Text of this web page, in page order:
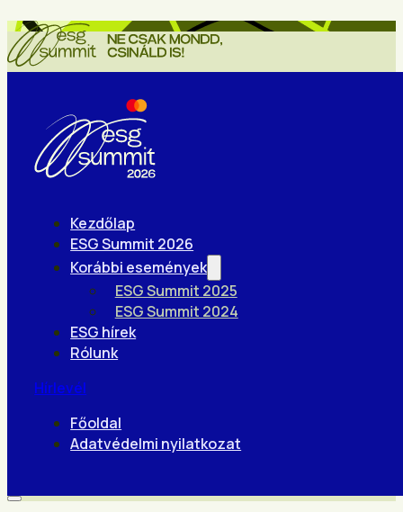
Kezdőlap
ESG Summit 2026
Korábbi események
ESG Summit 2025
ESG Summit 2024
ESG hírek
Rólunk
Hírlevél
Főoldal
Adatvédelmi nyilatkozat